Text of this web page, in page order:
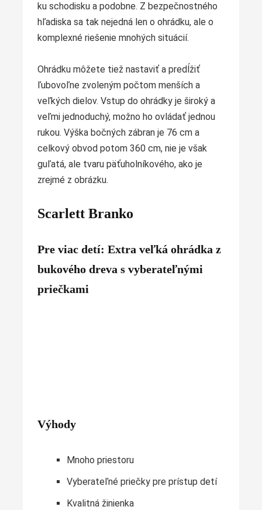
ku schodisku a podobne. Z bezpečnostného
hľadiska sa tak nejedná len o ohrádku, ale o
komplexné riešenie mnohých situácií.
Ohrádku môžete tiež nastaviť a predĺžiť
ľubovoľne zvoleným počtom menších a
veľkých dielov. Vstup do ohrádky je široký a
veľmi jednoduchý, možno ho ovládať jednou
rukou. Výška bočných zábran je 76 cm a
celkový obvod potom 360 cm, nie je však
guľatá, ale tvaru päťuholníkového, ako je
zrejmé z obrázku.
Scarlett Branko
Pre viac detí: Extra veľká ohrádka z
bukového dreva s vyberateľnými
priečkami
Výhody
Mnoho priestoru
Vyberateľné priečky pre prístup detí
Kvalitná žinienka